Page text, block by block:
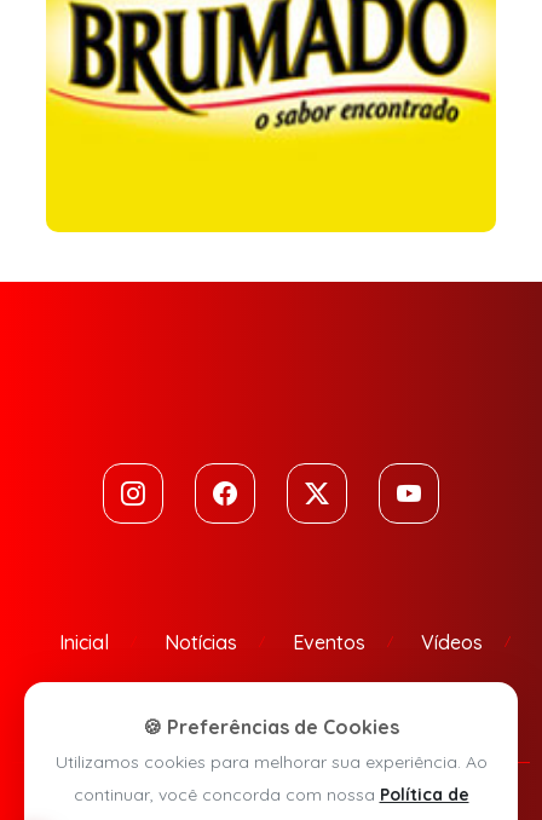
Inicial Notícias Eventos Vídeos
🍪 Preferências de Cookies
Utilizamos cookies para melhorar sua experiência. Ao
continuar, você concorda com nossa Política de